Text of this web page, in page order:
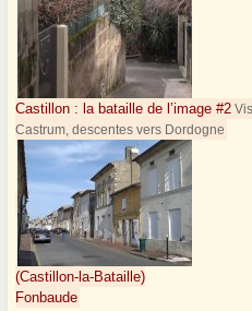
Castillon : la bataille de l’image #2
Castrum, descentes vers Dordogne
(Castillon-la-Bataille)
Fonbaude